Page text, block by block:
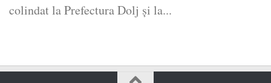
colindat la Prefectura Dolj şi la...